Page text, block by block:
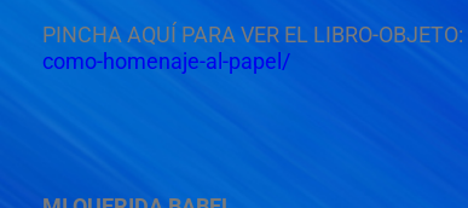
PINCHA AQUÍ PARA VER EL LIBRO-OBJETO:
como-homenaje-al-papel/